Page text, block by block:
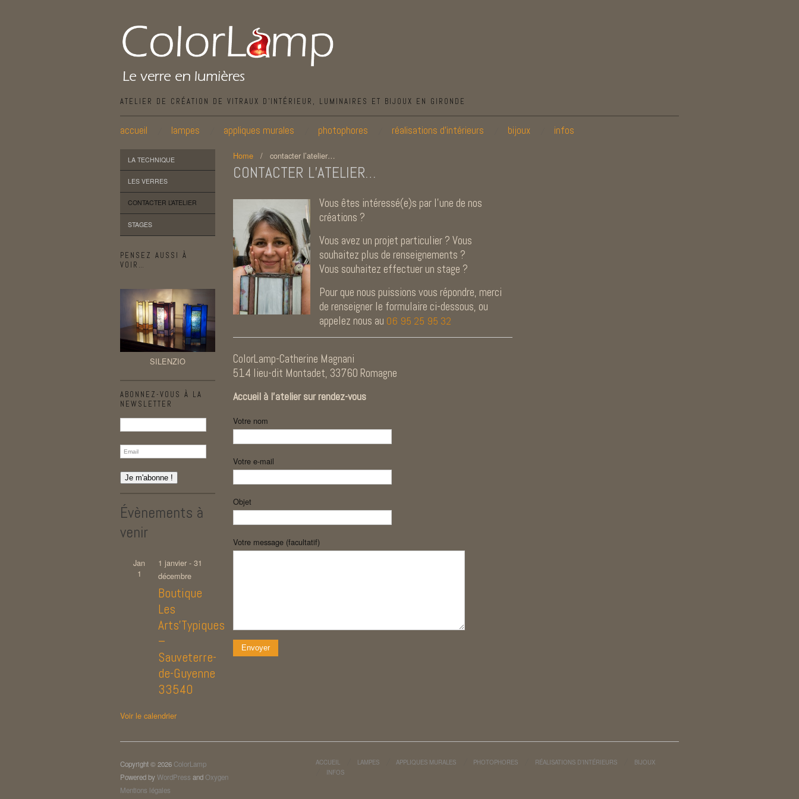
ATELIER DE CRÉATION DE VITRAUX D’INTÉRIEUR, LUMINAIRES ET BIJOUX EN GIRONDE
accueil lampes appliques murales photophores réalisations d’intérieurs bijoux infos
LA TECHNIQUE
LES VERRES
CONTACTER L’ATELIER
STAGES
PENSEZ AUSSI À
VOIR…
SILENZIO
ABONNEZ-VOUS À LA
NEWSLETTER
Évènements à
venir
Jan
1
1 janvier - 31
décembre
Boutique
Les
Arts’Typiques
–
Sauveterre-
de-Guyenne
33540
Voir le calendrier
Home / contacter l’atelier…
CONTACTER L’ATELIER…
Vous êtes intéressé(e)s par l’une de nos
créations ?
Vous avez un projet particulier ? Vous
souhaitez plus de renseignements ?
Vous souhaitez effectuer un stage ?
Pour que nous puissions vous répondre, merci
de renseigner le formulaire ci-dessous, ou
appelez nous au 06 95 25 95 32
ColorLamp-Catherine Magnani
514 lieu-dit Montadet, 33760 Romagne
Accueil à l’atelier sur rendez-vous
Votre nom
Votre e-mail
Objet
Votre message (facultatif)
Copyright © 2026 ColorLamp
Powered byWordPress andOxygen
Mentions légales
ACCUEIL LAMPES APPLIQUES MURALES PHOTOPHORES RÉALISATIONS D’INTÉRIEURS
BIJOUX
INFOS